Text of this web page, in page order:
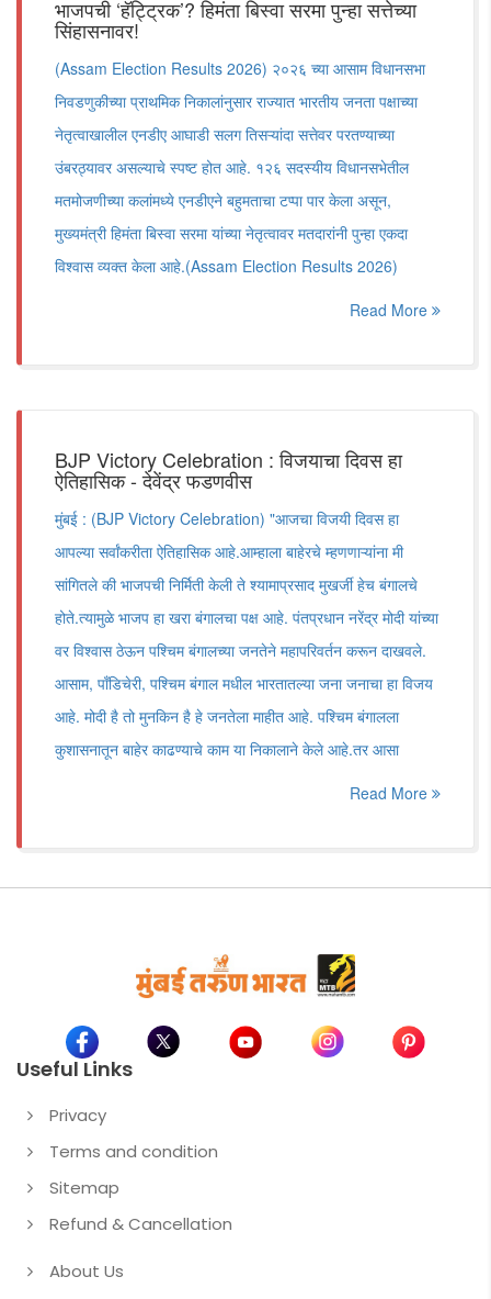
भाजपची ‘हॅट्ट्रिक’? हिमंता बिस्वा सरमा पुन्हा सत्तेच्या
सिंहासनावर!
(Assam Election Results 2026) २०२६ च्या आसाम विधानसभा
निवडणुकीच्या प्राथमिक निकालांनुसार राज्यात भारतीय जनता पक्षाच्या
नेतृत्वाखालील एनडीए आघाडी सलग तिसऱ्यांदा सत्तेवर परतण्याच्या
उंबरठ्यावर असल्याचे स्पष्ट होत आहे. १२६ सदस्यीय विधानसभेतील
मतमोजणीच्या कलांमध्ये एनडीएने बहुमताचा टप्पा पार केला असून,
मुख्यमंत्री हिमंता बिस्वा सरमा यांच्या नेतृत्वावर मतदारांनी पुन्हा एकदा
विश्वास व्यक्त केला आहे.(Assam Election Results 2026)
Read More
BJP Victory Celebration : विजयाचा दिवस हा
ऐतिहासिक - देवेंद्र फडणवीस
मुंबई : (BJP Victory Celebration) "आजचा विजयी दिवस हा
आपल्या सर्वांकरीता ऐतिहासिक आहे.आम्हाला बाहेरचे म्हणणाऱ्यांना मी
सांगितले की भाजपची निर्मिती केली ते श्यामाप्रसाद मुखर्जी हेच बंगालचे
होते.त्यामुळे भाजप हा खरा बंगालचा पक्ष आहे. पंतप्रधान नरेंद्र मोदी यांच्या
वर विश्वास ठेऊन पश्चिम बंगालच्या जनतेने महापरिवर्तन करून दाखवले.
आसाम, पाँडिचेरी, पश्चिम बंगाल मधील भारतातल्या जना जनाचा हा विजय
आहे. मोदी है तो मुनकिन है हे जनतेला माहीत आहे. पश्चिम बंगालला
कुशासनातून बाहेर काढण्याचे काम या निकालाने केले आहे.तर आसा
Read More
Useful Links
Privacy
Terms and condition
Sitemap
Refund & Cancellation
About Us